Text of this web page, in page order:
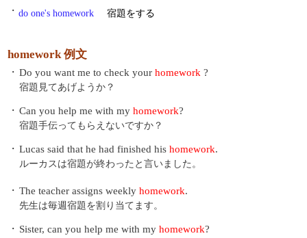
・ do one's homework 宿題をする
homework 例文
・ Do you want me to check your homework ?
宿題見てあげようか？
・ Can you help me with my homework?
宿題手伝ってもらえないですか？
・ Lucas said that he had finished his homework.
ルーカスは宿題が終わったと言いました。
・ The teacher assigns weekly homework.
先生は毎週宿題を割り当てます。
・ Sister, can you help me with my homework?